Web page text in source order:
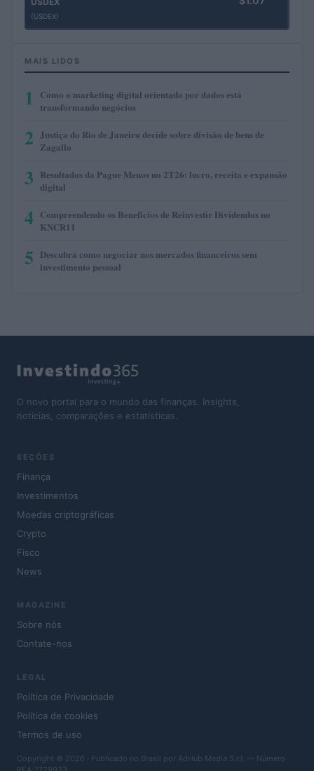
(USDEX)
MAIS LIDOS
1
Como o marketing digital orientado por dados está
transformando negócios
2
Justiça do Rio de Janeiro decide sobre divisão de bens de
Zagallo
3 Resultados da Pague Menos no 2T26: lucro, receita e expansão
digital
4 Compreendendo os Benefícios de Reinvestir Dividendos no
KNCR11
5 Descubra como negociar nos mercados financeiros sem
investimento pessoal
O novo portal para o mundo das finanças. Insights,
notícias, comparações e estatísticas.
SEÇÕES
Finança
Investimentos
Moedas criptográficas
Crypto
Fisco
News
MAGAZINE
Sobre nós
Contate-nos
LEGAL
Política de Privacidade
Política de cookies
Termos de uso
Copyright © 2026 · Publicado no Brasil por AdHub Media S.r.l. — Número